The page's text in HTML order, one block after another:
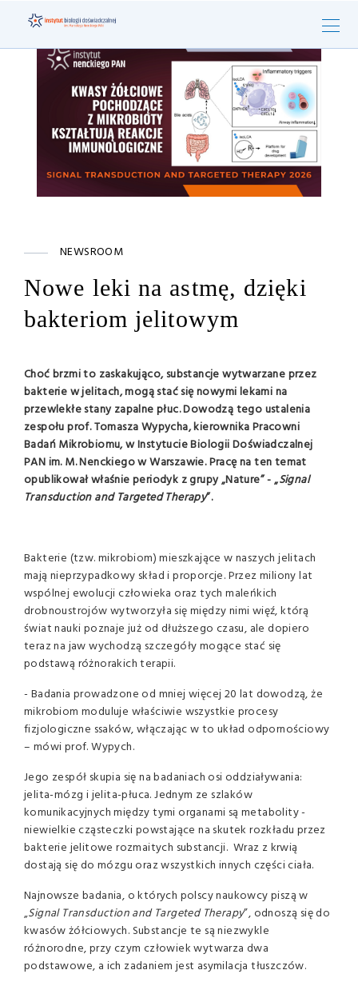
NEWSROOM
Nowe leki na astmę, dzięki
bakteriom jelitowym
Choć brzmi to zaskakująco, substancje wytwarzane przez
bakterie w jelitach, mogą stać się nowymi lekami na
przewlekłe stany zapalne płuc. Dowodzą tego ustalenia
zespołu prof. Tomasza Wypycha, kierownika Pracowni
Badań Mikrobiomu, w Instytucie Biologii Doświadczalnej
PAN im. M. Nenckiego w Warszawie. Pracę na ten temat
opublikował właśnie periodyk z grupy „Nature” - „Signal
Transduction and Targeted Therapy”.
Bakterie (tzw. mikrobiom) mieszkające w naszych jelitach
mają nieprzypadkowy skład i proporcje. Przez miliony lat
wspólnej ewolucji człowieka oraz tych maleńkich
drobnoustrojów wytworzyła się między nimi więź, którą
świat nauki poznaje już od dłuższego czasu, ale dopiero
teraz na jaw wychodzą szczegóły mogące stać się
podstawą różnorakich terapii.
- Badania prowadzone od mniej więcej 20 lat dowodzą, że
mikrobiom moduluje właściwie wszystkie procesy
fizjologiczne ssaków, włączając w to układ odpornościowy
– mówi prof. Wypych.
Jego zespół skupia się na badaniach osi oddziaływania:
jelita-mózg i jelita-płuca. Jednym ze szlaków
komunikacyjnych między tymi organami są metabolity -
niewielkie cząsteczki powstające na skutek rozkładu przez
bakterie jelitowe rozmaitych substancji. Wraz z krwią
dostają się do mózgu oraz wszystkich innych części ciała.
Najnowsze badania, o których polscy naukowcy piszą w
„Signal Transduction and Targeted Therapy”, odnoszą się do
kwasów żółciowych. Substancje te są niezwykle
różnorodne, przy czym człowiek wytwarza dwa
podstawowe, a ich zadaniem jest asymilacja tłuszczów.